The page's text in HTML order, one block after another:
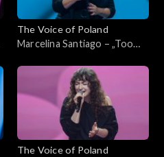
The Voice of Poland
Marcelina Santiago – „Too
Poland”, Przesłuchania w
ciemno, 4 października 2025
The Voice of Poland